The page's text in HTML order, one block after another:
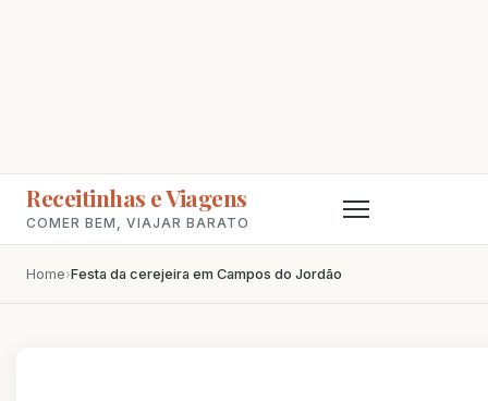
Receitinhas e Viagens
COMER BEM, VIAJAR BARATO
Home›Festa da cerejeira em Campos do Jordão